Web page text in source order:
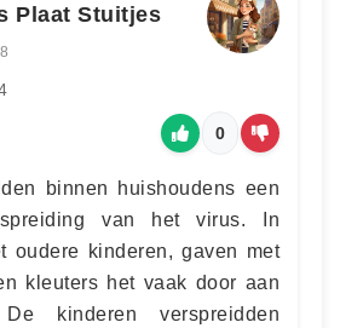
Plaat Stuitjes
0
binnen huishoudens een
van het virus. In
oudere kinderen, gaven met
kleuters het vaak door aan
kinderen verspreidden